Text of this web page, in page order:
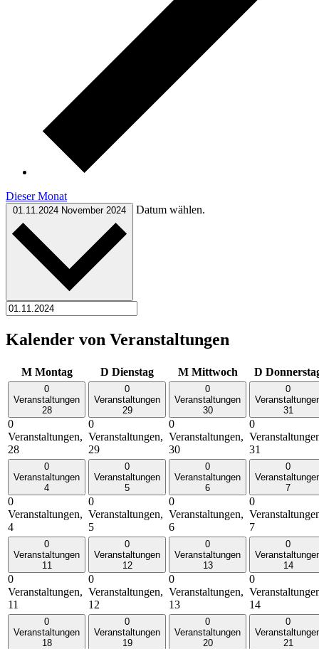
Dieser Monat
01.11.2024 November 2024 Datum wählen.
Kalender von Veranstaltungen
M Montag D Dienstag M Mittwoch D
0
Veranstaltungen
28
0
Veranstaltungen,
28
0
Veranstaltungen
29
0
Veranstaltungen,
29
0
Veranstaltungen
30
0
Veranstaltungen,
30
0
31
0
31
0
Veranstaltungen
4
0
Veranstaltungen,
4
0
Veranstaltungen
5
0
Veranstaltungen,
5
0
Veranstaltungen
6
0
Veranstaltungen,
6
0
7
0
7
0
Veranstaltungen
11
0
Veranstaltungen,
11
0
Veranstaltungen
12
0
Veranstaltungen,
12
0
Veranstaltungen
13
0
Veranstaltungen,
13
0
14
0
14
0
Veranstaltungen
18
0
Veranstaltungen
19
0
Veranstaltungen
20
0
21